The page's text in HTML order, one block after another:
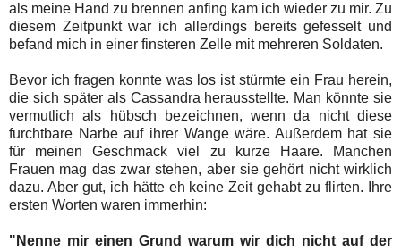
als meine Hand zu brennen anfing kam ich wieder zu mir. Zu
diesem Zeitpunkt war ich allerdings bereits gefesselt und
befand mich in einer finsteren Zelle mit mehreren Soldaten.
Bevor ich fragen konnte was los ist stürmte ein Frau herein,
die sich später als Cassandra herausstellte. Man könnte sie
vermutlich als hübsch bezeichnen, wenn da nicht diese
furchtbare Narbe auf ihrer Wange wäre. Außerdem hat sie
für meinen Geschmack viel zu kurze Haare. Manchen
Frauen mag das zwar stehen, aber sie gehört nicht wirklich
dazu. Aber gut, ich hätte eh keine Zeit gehabt zu flirten. Ihre
ersten Worten waren immerhin:
"Nenne mir einen Grund warum wir dich nicht auf der